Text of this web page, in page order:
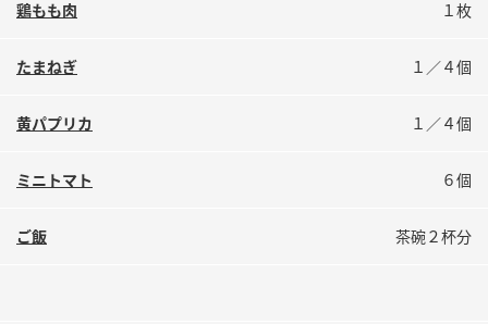
ミツカンのCM
検索
鶏もも肉 １枚
たまねぎ １／４個
黄パプリカ １／４個
ミニトマト ６個
ご飯 茶碗２杯分